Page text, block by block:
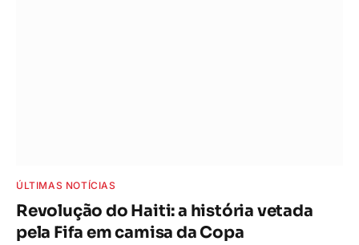
ÚLTIMAS NOTÍCIAS
Revolução do Haiti: a história vetada
pela Fifa em camisa da Copa